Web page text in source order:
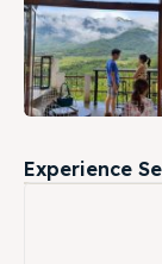
Experience